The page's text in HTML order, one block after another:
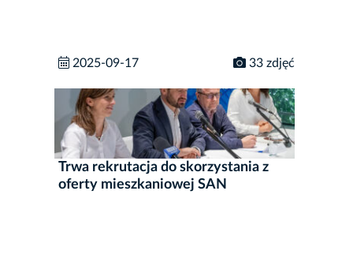
2025-09-17 33 zdjęć
Trwa rekrutacja do skorzystania z
oferty mieszkaniowej SAN